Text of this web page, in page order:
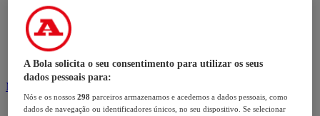
Modalidades
A Bola solicita o seu consentimento para utilizar os seus
dados pessoais para:
Nós e os nossos298 parceiros armazenamos e acedemos a dados pessoais, como
dados de navegação ou identificadores únicos, no seu dispositivo. Se selecionar